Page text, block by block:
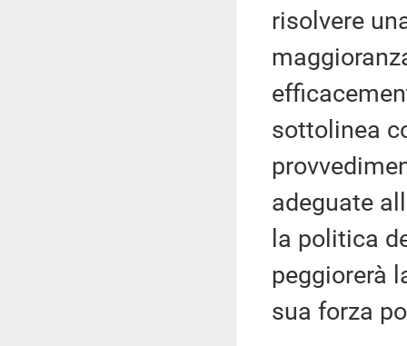
risolvere
sottolinea
adeguate
la politica
peggiorerà
sua forza